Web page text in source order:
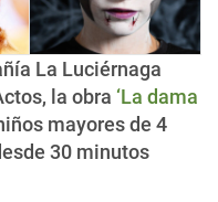
La Luciérnaga
la obra ‘La dama
mayores de 4
30 minutos